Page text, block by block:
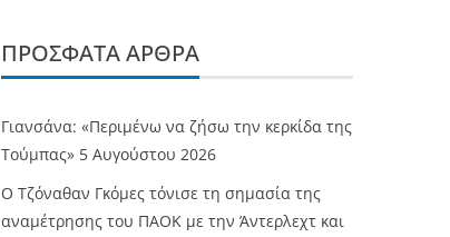
ΠΡΌΣΦΑΤΑ ΆΡΘΡΑ
Γιανσάνα: «Περιμένω να ζήσω την κερκίδα της
Τούμπας» 5 Αυγούστου 2026
Ο Τζόναθαν Γκόμες τόνισε τη σημασία της
αναμέτρησης του ΠΑΟΚ με την Άντερλεχτ και